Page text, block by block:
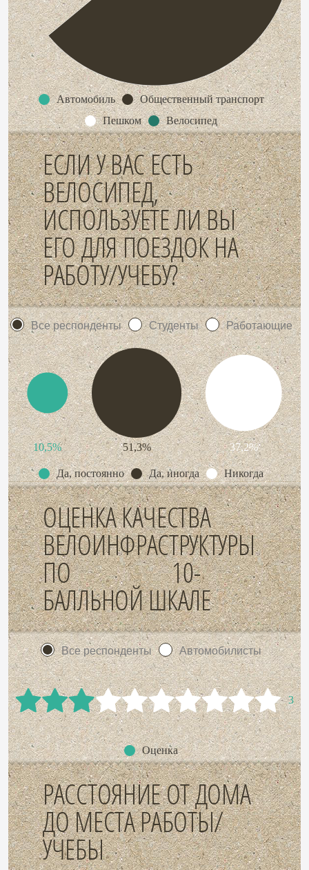
Автомобиль
Общественный транспорт
Пешком
Велосипед
ЕСЛИ У ВАС ЕСТЬ
ВЕЛОСИПЕД,
ИСПОЛЬЗУЕТЕ ЛИ ВЫ
ЕГО ДЛЯ ПОЕЗДОК НА
РАБОТУ/УЧЕБУ?
Все респонденты Студенты Работающие
10,5% 51,3% 37,2%
Да, постоянно Да, иногда Никогда
ОЦЕНКА КАЧЕСТВА
ВЕЛОИНФРАСТРУКТУРЫ
ПО 10-
БАЛЛЬНОЙ ШКАЛЕ
Все респонденты Автомобилисты
3
Оценка
РАССТОЯНИЕ ОТ ДОМА
ДО МЕСТА РАБОТЫ/
УЧЕБЫ